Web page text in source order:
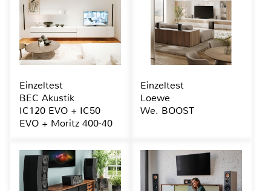
Einzeltest
BEC Akustik
IC120 EVO + IC50
EVO + Moritz 400-40
Einzeltest
Loewe
We. BOOST